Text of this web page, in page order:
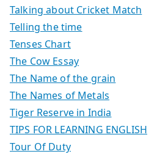
Talking about Cricket Match
Telling the time
Tenses Chart
The Cow Essay
The Name of the grain
The Names of Metals
Tiger Reserve in India
TIPS FOR LEARNING ENGLISH
Tour Of Duty